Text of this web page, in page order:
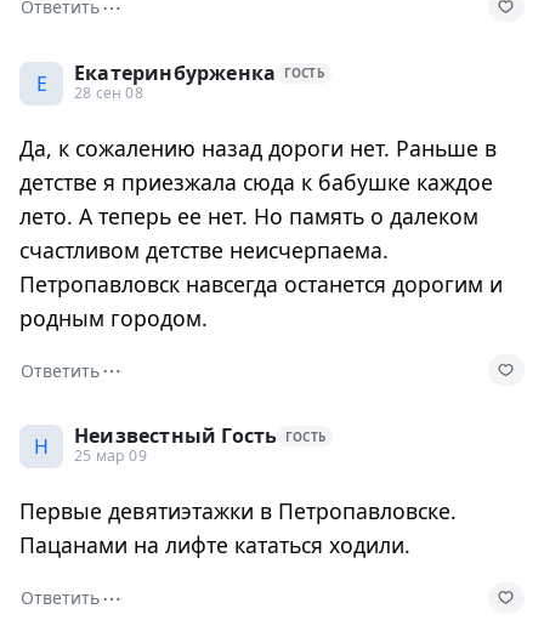
Ответить⋯
Е Екатеринбурженка ГОСТЬ
28 сен 08
Да, к сожалению назад дороги нет. Раньше в
детстве я приезжала сюда к бабушке каждое
лето. А теперь ее нет. Но память о далеком
счастливом детстве неисчерпаема.
Петропавловск навсегда останется дорогим и
родным городом.
Ответить⋯
Н Неизвестный Гость ГОСТЬ
25 мар 09
Первые девятиэтажки в Петропавловске.
Пацанами на лифте кататься ходили.
Ответить⋯